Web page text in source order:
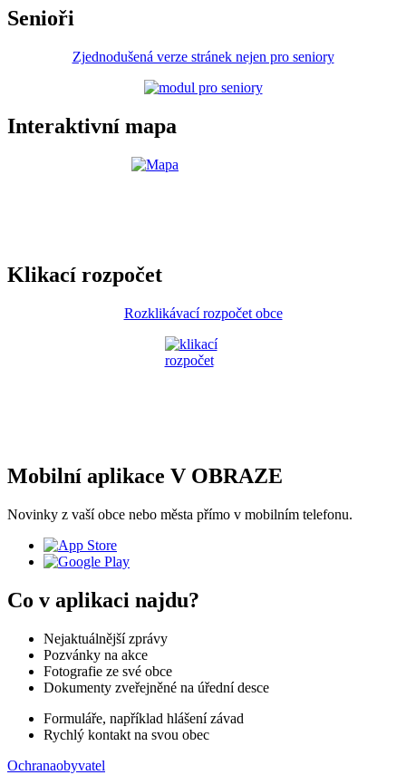
Senioři
Zjednodušená verze stránek nejen pro seniory
Interaktivní mapa
Klikací rozpočet
Rozklikávací rozpočet obce
Mobilní aplikace V OBRAZE
Novinky z vaší obce nebo města přímo v mobilním telefonu.
Co v aplikaci najdu?
Nejaktuálnější zprávy
Pozvánky na akce
Fotografie ze své obce
Dokumenty zveřejněné na úřední desce
Formuláře, například hlášení závad
Rychlý kontakt na svou obec
Ochranaobyvatel